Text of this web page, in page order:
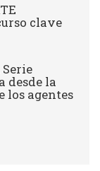
clave
desde la
agentes